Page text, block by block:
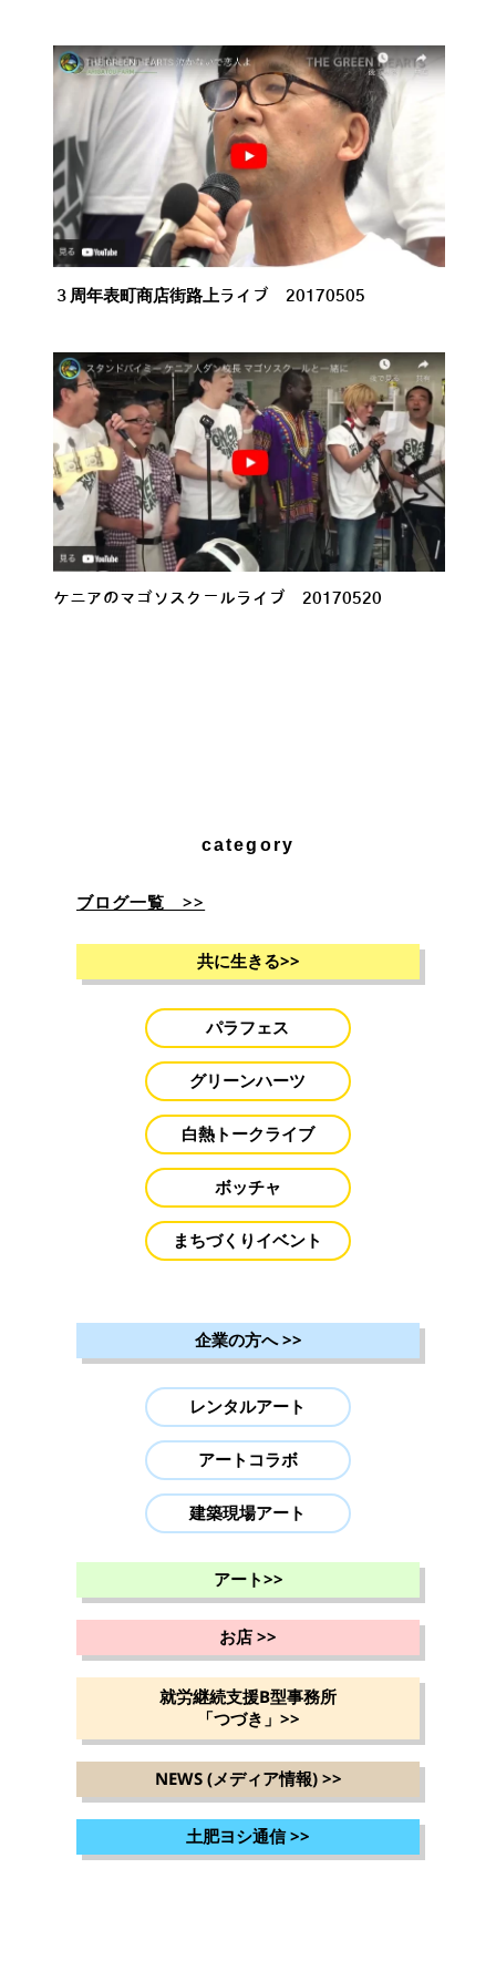
３周年表町商店街路上ライブ 20170505
ケニアのマゴソスクールライブ 20170520
category
ブログ一覧 >>
共に生きる>>
パラフェス
グリーンハーツ
白熱トークライブ
ボッチャ
まちづくりイベント
企業の方へ>>
レンタルアート
アートコラボ
建築現場アート
アート>>
お店>>
就労継続支援B型事務所
「つづき」 >>
NEWS (メディア情報)>>
土肥ヨシ通信>>